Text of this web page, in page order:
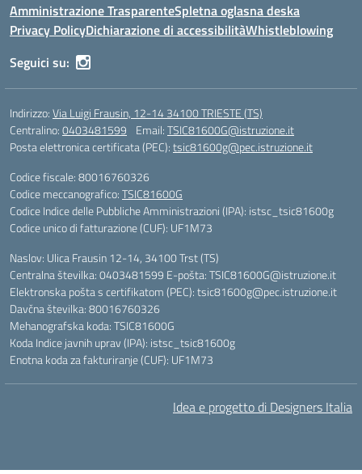
Amministrazione TrasparenteSpletna oglasna deska
Privacy PolicyDichiarazione di accessibilitàWhistleblowing
Seguici su:
Indirizzo:Via Luigi Frausin, 12-14 34100 TRIESTE (TS)
Centralino:0403481599 Email:TSIC81600G@istruzione.it
Posta elettronica certificata (PEC):tsic81600g@pec.istruzione.it
Codice fiscale: 80016760326
Codice meccanografico:TSIC81600G
Codice Indice delle Pubbliche Amministrazioni (IPA): istsc_tsic81600g
Codice unico di fatturazione (CUF): UF1M73
Naslov: Ulica Frausin 12-14, 34100 Trst (TS)
Centralna številka: 0403481599 E-pošta: TSIC81600G@istruzione.it
Elektronska pošta s certifikatom (PEC): tsic81600g@pec.istruzione.it
Davčna številka: 80016760326
Mehanografska koda: TSIC81600G
Koda Indice javnih uprav (IPA): istsc_tsic81600g
Enotna koda za fakturiranje (CUF): UF1M73
Idea e progetto di Designers Italia